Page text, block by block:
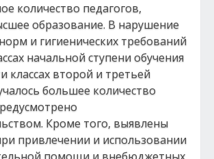
количество педагогов,
образование. В нарушение
и гигиенических требований
начальной ступени обучения
классах второй и третьей
большее количество
Кроме того, выявлены
привлечении и использовании